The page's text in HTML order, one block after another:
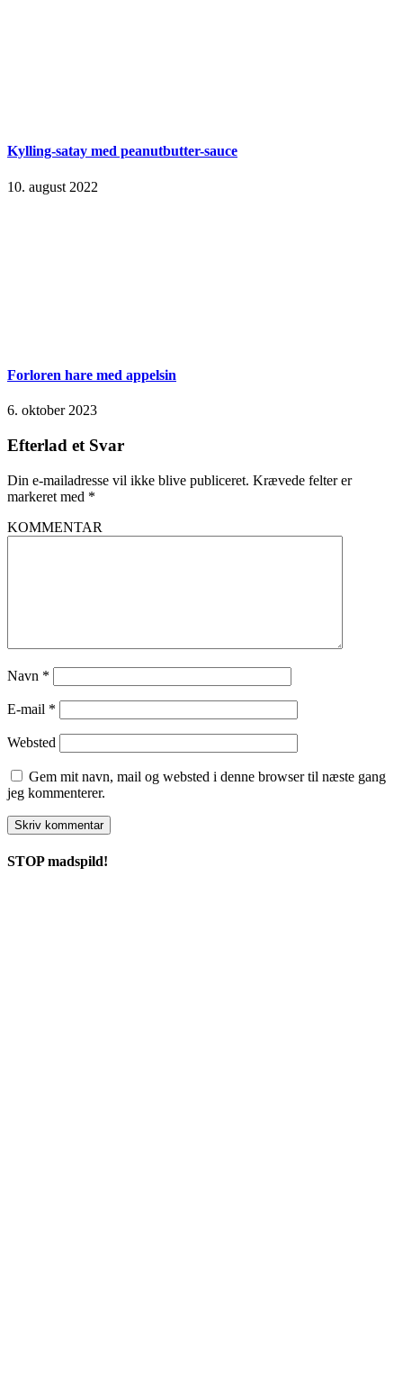
Kylling-satay med peanutbutter-sauce
10. august 2022
Forloren hare med appelsin
6. oktober 2023
Efterlad et Svar
Din e-mailadresse vil ikke blive publiceret. Krævede felter er
markeret med *
KOMMENTAR
Navn *
E-mail *
Websted
Gem mit navn, mail og websted i denne browser til næste gang
jeg kommenterer.
STOP madspild!